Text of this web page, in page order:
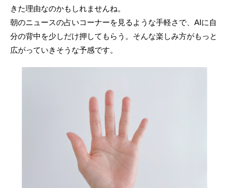
きた理由なのかもしれませんね。
朝のニュースの占いコーナーを見るような手軽さで、AIに自
分の背中を少しだけ押してもらう。そんな楽しみ方がもっと
広がっていきそうな予感です。